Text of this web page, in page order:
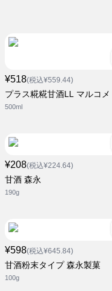
¥518(税込¥559.44)
プラス糀糀甘酒LL マルコメ
500ml
¥208(税込¥224.64)
甘酒 森永
190g
¥598(税込¥645.84)
甘酒粉末タイプ 森永製菓
100g